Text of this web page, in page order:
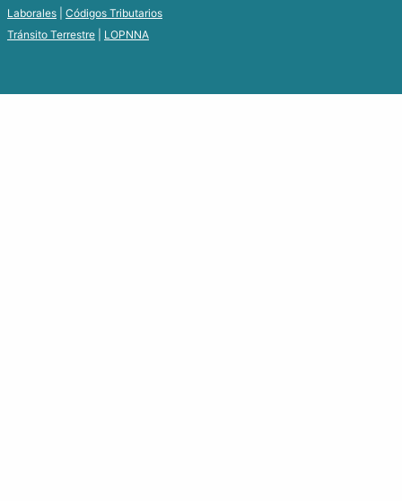
Laborales
Códigos Tributarios
Tránsito Terrestre
LOPNNA